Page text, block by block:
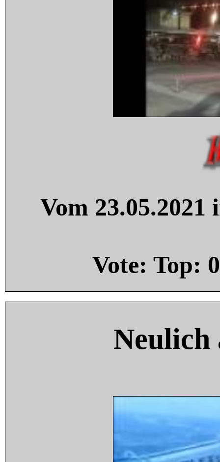
Vom
Vote: Top: 0
Neulich